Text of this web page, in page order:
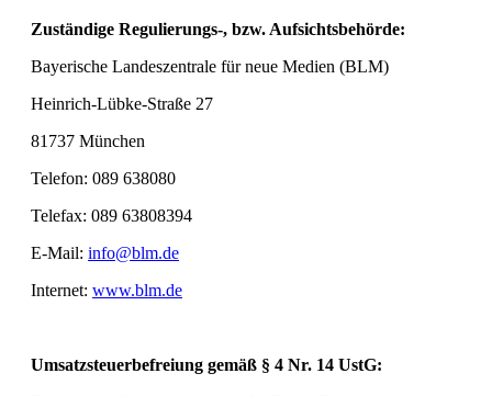
Zuständige Regulierungs-, bzw. Aufsichtsbehörde:
Bayerische Landeszentrale für neue Medien (BLM)
Heinrich-Lübke-Straße 27
81737 München
Telefon: 089 638080
Telefax: 089 63808394
E-Mail: info@blm.de
Internet: www.blm.de
Umsatzsteuerbefreiung gemäß § 4 Nr. 14 UstG: